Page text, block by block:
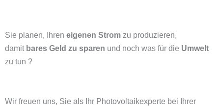
Sie planen, Ihren eigenen Strom zu produzieren,
damit bares Geld zu sparen und noch was für die Umwelt
zu tun ?
Wir freuen uns, Sie als Ihr Photovoltaikexperte bei Ihrer